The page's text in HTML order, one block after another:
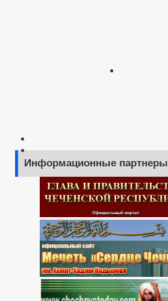
Информационные партнеры